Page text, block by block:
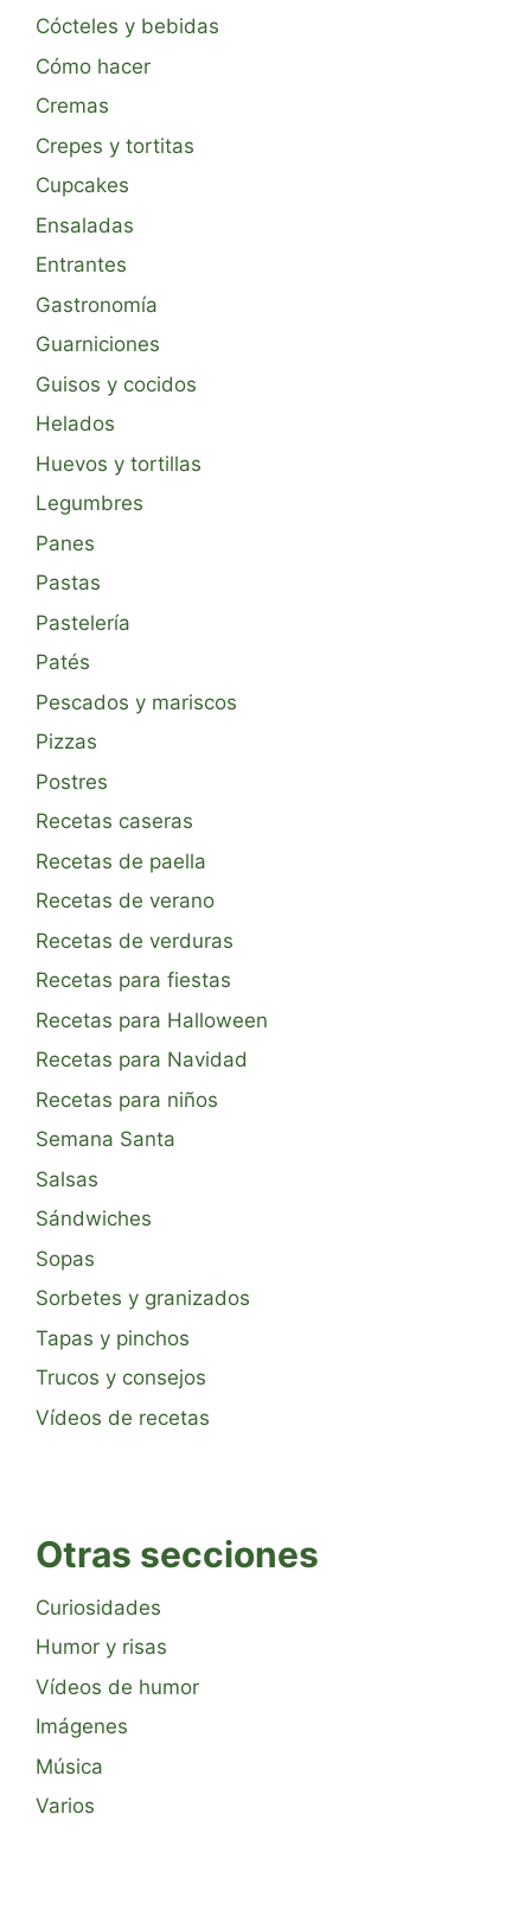
Cócteles y bebidas
Cómo hacer
Cremas
Crepes y tortitas
Cupcakes
Ensaladas
Entrantes
Gastronomía
Guarniciones
Guisos y cocidos
Helados
Huevos y tortillas
Legumbres
Panes
Pastas
Pastelería
Patés
Pescados y mariscos
Pizzas
Postres
Recetas caseras
Recetas de paella
Recetas de verano
Recetas de verduras
Recetas para fiestas
Recetas para Halloween
Recetas para Navidad
Recetas para niños
Semana Santa
Salsas
Sándwiches
Sopas
Sorbetes y granizados
Tapas y pinchos
Trucos y consejos
Vídeos de recetas
Otras secciones
Curiosidades
Humor y risas
Vídeos de humor
Imágenes
Música
Varios